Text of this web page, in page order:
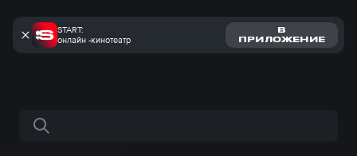
START:
онлайн -кинотеатр
В
ПРИЛОЖЕНИЕ
Поиск по сайту